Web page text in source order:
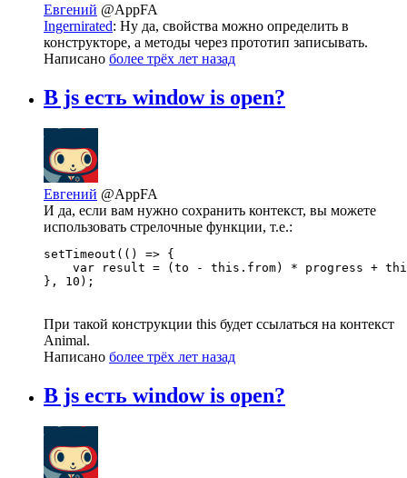
Евгений @AppFA
Ingernirated: Ну да, свойства можно определить в
конструкторе, а методы через прототип записывать.
Написано более трёх лет назад
В js есть window is open?
Евгений @AppFA
И да, если вам нужно сохранить контекст, вы можете
использовать стрелочные функции, т.е.:
setTimeout(() => {
var result = (to - this.from) * progress +
}, 10);
При такой конструкции this будет ссылаться на контекст
Animal.
Написано более трёх лет назад
В js есть window is open?